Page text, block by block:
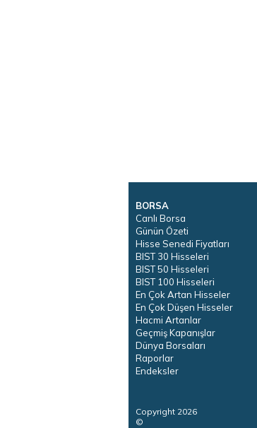
BORSA
Canlı Borsa
Günün Özeti
Hisse Senedi Fiyatları
BIST 30 Hisseleri
BIST 50 Hisseleri
BIST 100 Hisseleri
En Çok Artan Hisseler
En Çok Düşen Hisseler
Hacmi Artanlar
Geçmiş Kapanışlar
Dünya Borsaları
Raporlar
Endeksler
Copyright 2026
©